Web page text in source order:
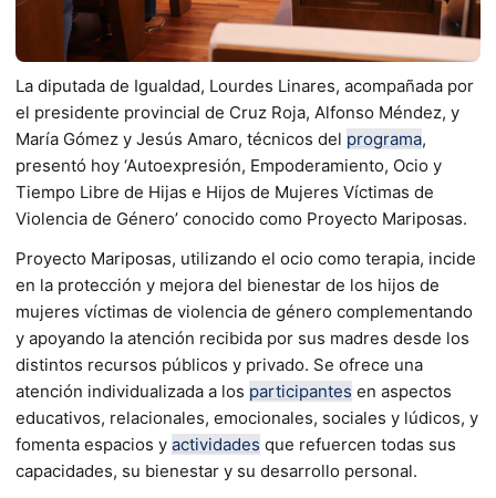
La diputada de Igualdad, Lourdes Linares, acompañada por
el presidente provincial de Cruz Roja, Alfonso Méndez, y
María Gómez y Jesús Amaro, técnicos del programa,
presentó hoy ‘Autoexpresión, Empoderamiento, Ocio y
Tiempo Libre de Hijas e Hijos de Mujeres Víctimas de
Violencia de Género’ conocido como Proyecto Mariposas.
Proyecto Mariposas, utilizando el ocio como terapia, incide
en la protección y mejora del bienestar de los hijos de
mujeres víctimas de violencia de género complementando
y apoyando la atención recibida por sus madres desde los
distintos recursos públicos y privado. Se ofrece una
atención individualizada a los participantes en aspectos
educativos, relacionales, emocionales, sociales y lúdicos, y
fomenta espacios y actividades que refuercen todas sus
capacidades, su bienestar y su desarrollo personal.